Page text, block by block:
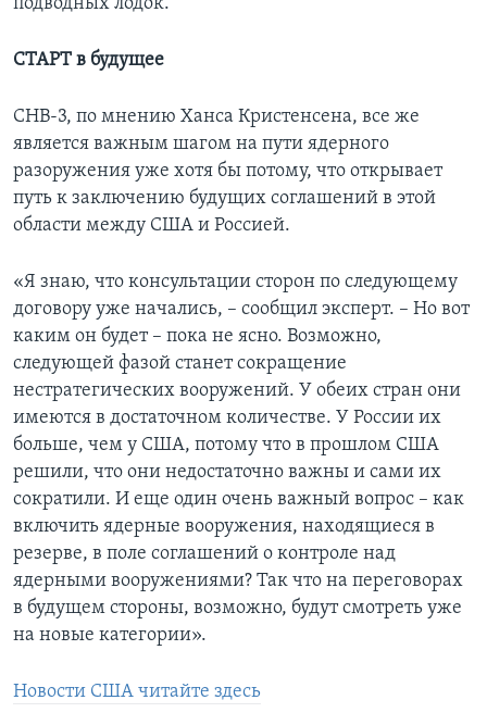
подводных лодок.
СТАРТ в будущее
СНВ-3, по мнению Ханса Кристенсена, все же
является важным шагом на пути ядерного
разоружения уже хотя бы потому, что открывает
путь к заключению будущих соглашений в этой
области между США и Россией.
«Я знаю, что консультации сторон по следующему
договору уже начались, – сообщил эксперт. – Но вот
каким он будет – пока не ясно. Возможно,
следующей фазой станет сокращение
нестратегических вооружений. У обеих стран они
имеются в достаточном количестве. У России их
больше, чем у США, потому что в прошлом США
решили, что они недостаточно важны и сами их
сократили. И еще один очень важный вопрос – как
включить ядерные вооружения, находящиеся в
резерве, в поле соглашений о контроле над
ядерными вооружениями? Так что на переговорах
в будущем стороны, возможно, будут смотреть уже
на новые категории».
Новости США читайте здесь